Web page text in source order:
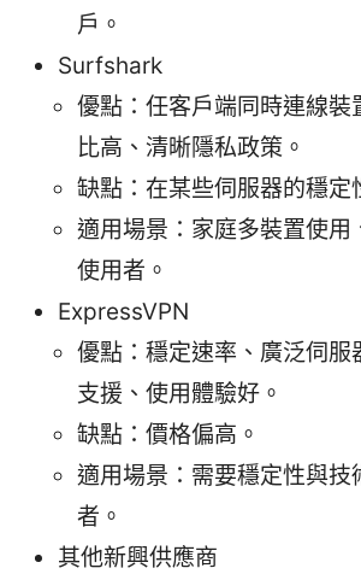
戶。
Surfshark
優點：任客戶端同時連線裝
比高、清晰隱私政策。
缺點：在某些伺服器的穩定
適用場景：家庭多裝置使用
使用者。
ExpressVPN
優點：穩定速率、廣泛伺服
支援、使用體驗好。
缺點：價格偏高。
適用場景：需要穩定性與技
者。
其他新興供應商